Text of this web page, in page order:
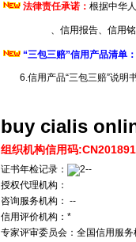
法律责任承诺： 根据中华
、信用报告、信用
“三包三赔”信用产品清单：
6.信用产品“三包三赔”说
buy cialis
组织机构信用码
证书年检记录：
--
授权代理机构：
咨询服务机构： --
信用评价机构：*
专家评审委员会：全国信用服